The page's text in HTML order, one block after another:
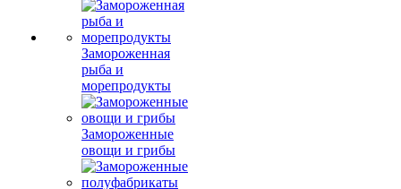
Замороженная
рыба и
морепродукты
Замороженные
овощи и грибы